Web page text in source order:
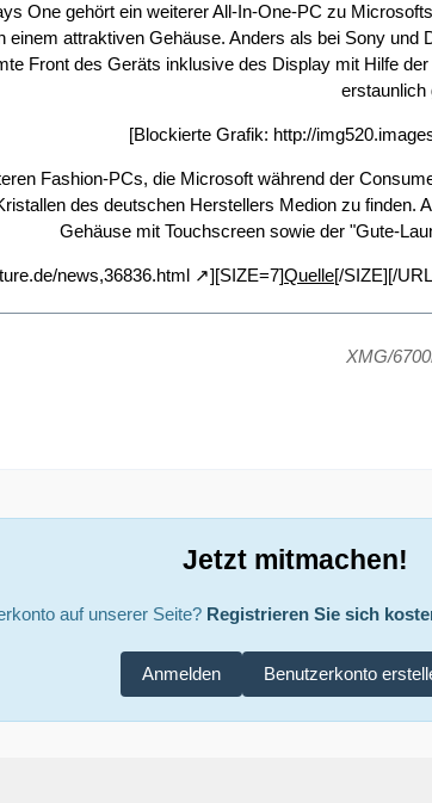
One gehört ein weiterer All-In-One-PC zu
einem attraktiven Gehäuse. Anders als bei Sony
Front des Geräts inklusive des Display mit Hilfe
erstaunlich
[Blockierte Grafik: http://
Fashion-PCs, die Microsoft während der
des deutschen Herstellers Medion zu finden.
Gehäuse mit Touchscreen sowie der "Gute-
news,36836.html ][SIZE=7]Quelle[/SIZE][/
XMG/
Jetzt mitmachen!
auf unserer Seite? Registrieren Sie sich
Benutzerkonto
Anmelden